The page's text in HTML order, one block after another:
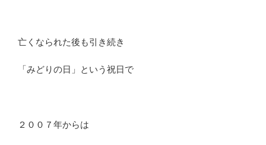
亡くなられた後も引き続き
「みどりの日」という祝日で
２００７年からは